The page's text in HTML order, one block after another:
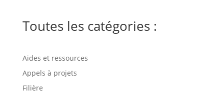
Toutes les catégories :
Aides et ressources
Appels à projets
Filière